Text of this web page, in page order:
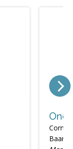
Baarn